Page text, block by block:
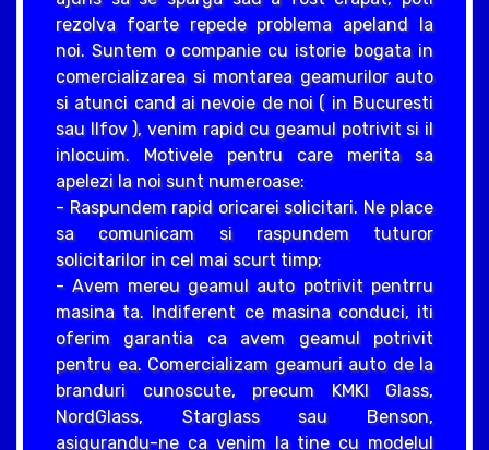
rezolva foarte repede problema apeland la
noi. Suntem o companie cu istorie bogata in
comercializarea si montarea geamurilor auto
si atunci cand ai nevoie de noi ( in Bucuresti
sau Ilfov ), venim rapid cu geamul potrivit si il
inlocuim. Motivele pentru care merita sa
apelezi la noi sunt numeroase:
- Raspundem rapid oricarei solicitari. Ne place
sa comunicam si raspundem tuturor
solicitarilor in cel mai scurt timp;
- Avem mereu geamul auto potrivit pentrru
masina ta. Indiferent ce masina conduci, iti
oferim garantia ca avem geamul potrivit
pentru ea. Comercializam geamuri auto de la
branduri cunoscute, precum KMKI Glass,
NordGlass, Starglass sau Benson,
asigurandu-ne ca venim la tine cu modelul